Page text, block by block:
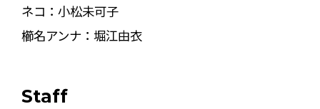
ネコ：小松未可子
櫛名アンナ：堀江由衣
Staff